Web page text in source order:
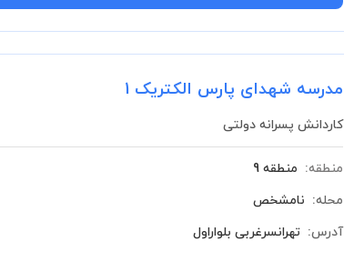
مدرسه شهدای پارس الکتریک 1
کاردانش پسرانه دولتی
منطقه: منطقه 9
محله: نامشخص
آدرس: تهرانسرغربی بلواراول